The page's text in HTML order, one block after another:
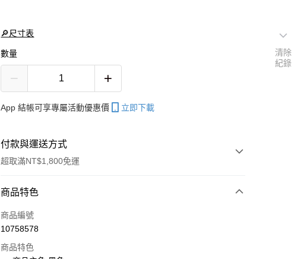
🔎尺寸表
數量
App 結帳可享專屬活動優惠價 立即下載
付款與運送方式
超取滿NT$1,800免運
付款方式
信用卡一次付款
商品特色
商品編號
10758578
商品特色
清除
紀錄